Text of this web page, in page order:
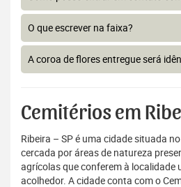
O que escrever na faixa?
A coroa de flores entregue será
Cemitérios em
Ribeira – SP é uma cidade situada
cercada por áreas de natureza
agrícolas que conferem à localidade
acolhedor. A cidade conta com o